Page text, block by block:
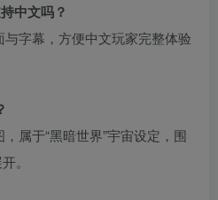
中文吗？
字幕，方便中文玩家完整体验
属于“黑暗世界”宇宙设定，围
。